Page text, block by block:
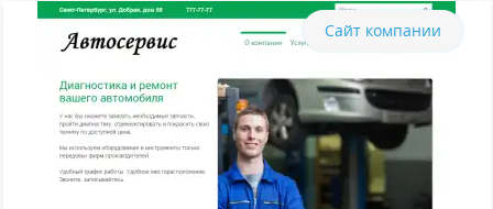
Сайт компании